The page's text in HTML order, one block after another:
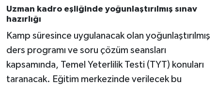
Uzman kadro eşliğinde yoğunlaştırılmış sınav
hazırlığı
Kamp süresince uygulanacak olan yoğunlaştırılmış
ders programı ve soru çözüm seansları
kapsamında, Temel Yeterlilik Testi (TYT) konuları
taranacak. Eğitim merkezinde verilecek bu